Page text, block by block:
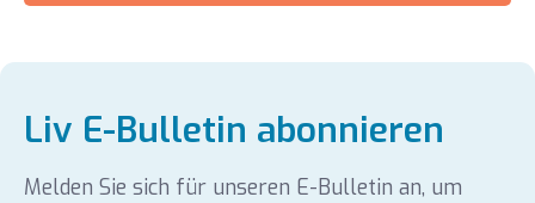
Liv E-Bulletin abonnieren
Melden Sie sich für unseren E-Bulletin an, um